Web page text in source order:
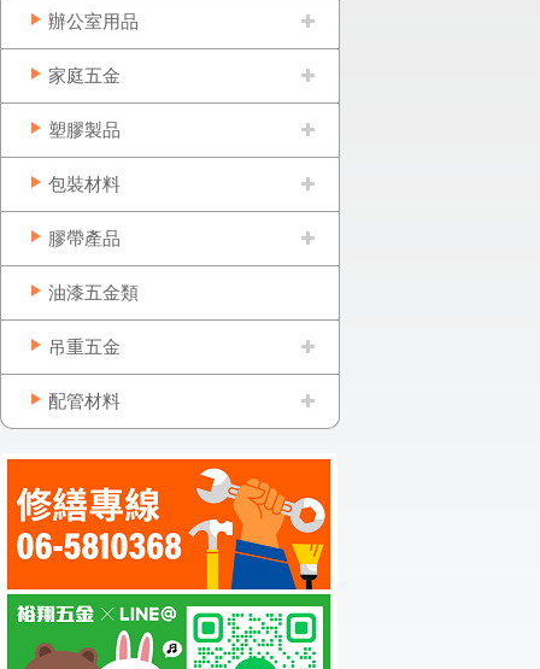
辦公室用品
家庭五金
塑膠製品
包裝材料
膠帶產品
油漆五金類
吊重五金
配管材料